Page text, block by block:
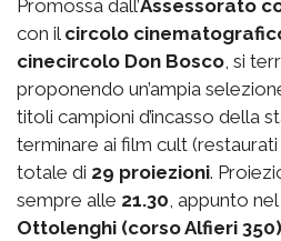
Promossa dall’Assessorato
con il circolo
cinecircolo Don Bosco, si
proponendo un’ampia
titoli campioni d’incasso della
terminare ai film cult
totale di 29 proiezioni.
sempre alle 21.30, appunto
Ottolenghi (corso Alfieri 350)